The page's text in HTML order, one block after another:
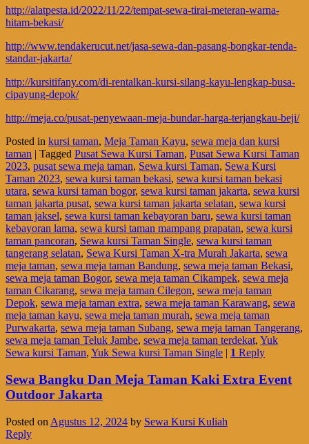
http://alatpesta.id/2022/11/22/tempat-sewa-tirai-meteran-warna-
hitam-bekasi/
http://www.tendakerucut.net/jasa-sewa-dan-pasang-bongkar-tenda-
standar-jakarta/
http://kursitifany.com/di-rentalkan-kursi-silang-kayu-lengkap-busa-
cipayung-depok/
http://meja.co/pusat-penyewaan-meja-bundar-harga-terjangkau-beji/
Posted in kursi taman, Meja Taman Kayu, sewa meja dan kursi
taman | Tagged Pusat Sewa Kursi Taman, Pusat Sewa Kursi Taman
2023, pusat sewa meja taman, Sewa kursi Taman, Sewa Kursi
Taman 2023, sewa kursi taman bekasi, sewa kursi taman bekasi
utara, sewa kursi taman bogor, sewa kursi taman jakarta, sewa kursi
taman jakarta pusat, sewa kursi taman jakarta selatan, sewa kursi
taman jaksel, sewa kursi taman kebayoran baru, sewa kursi taman
kebayoran lama, sewa kursi taman mampang prapatan, sewa kursi
taman pancoran, Sewa kursi Taman Single, sewa kursi taman
tangerang selatan, Sewa Kursi Taman X-tra Murah Jakarta, sewa
meja taman, sewa meja taman Bandung, sewa meja taman Bekasi,
sewa meja taman Bogor, sewa meja taman Cikampek, sewa meja
taman Cikarang, sewa meja taman Cilegon, sewa meja taman
Depok, sewa meja taman extra, sewa meja taman Karawang, sewa
meja taman kayu, sewa meja taman murah, sewa meja taman
Purwakarta, sewa meja taman Subang, sewa meja taman Tangerang,
sewa meja taman Teluk Jambe, sewa meja taman terdekat, Yuk
Sewa kursi Taman, Yuk Sewa kursi Taman Single | 1 Reply
Sewa Bangku Dan Meja Taman Kaki Extra Event
Outdoor Jakarta
Posted on Agustus 12, 2024 by Sewa Kursi Kuliah
Reply